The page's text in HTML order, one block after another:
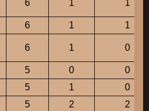
6 1 1
6 1
1
6 1 0
5 0
0
5 1
0
5 2
2